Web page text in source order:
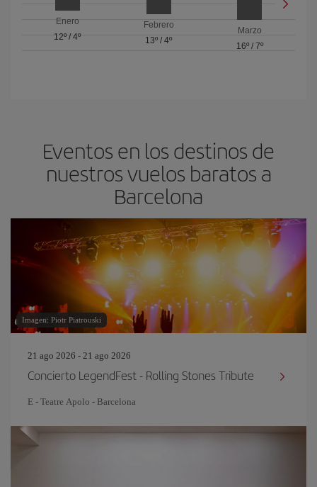
Enero
12º/4º
Febrero
13º / 4º
Marzo
16º/ 7º
Eventos en los destinos de
nuestros vuelos baratos a
Barcelona
Imagen: Piotr Piatrouski
21 ago 2026 - 21 ago 2026
Concierto LegendFest - Rolling Stones Tribute
E - Teatre Apolo - Barcelona